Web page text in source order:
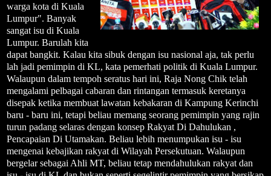
warga kota di Kuala
Lumpur". Banyak
sangat isu di Kuala
Lumpur. Barulah kita
dapat bangkit. Kalau kita sibuk dengan isu nasional aja, tak perlu
lah jadi pemimpin di KL, kata pemerhati politik di Kuala Lumpur.
Walaupun dalam tempoh seratus hari ini, Raja Nong Chik telah
mengalami pelbagai cabaran dan rintangan termasuk keretanya
disepak ketika membuat lawatan kebakaran di Kampung Kerinchi
baru - baru ini, tetapi beliau memang seorang pemimpin yang rajin
turun padang selaras dengan konsep Rakyat Di Dahulukan ,
Pencapaian Di Utamakan. Beliau lebih menumpukan isu - isu
mengenai kebajikan rakyat di Wilayah Persekutuan. Walaupun
bergelar sebagai Ahli MT, beliau tetap mendahulukan rakyat dan